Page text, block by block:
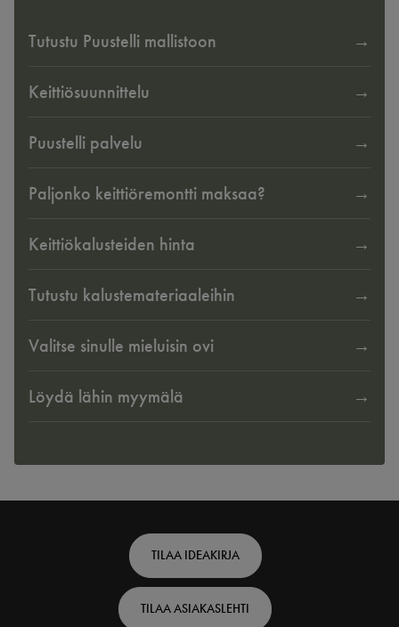
Tutustu Puustelli mallistoon
Keittiösuunnittelu
Puustelli palvelu
Paljonko keittiöremontti maksaa?
Keittiökalusteiden hinta
Tutustu kalustemateriaaleihin
Valitse sinulle mieluisin ovi
Löydä lähin myymälä
TILAA IDEAKIRJA
TILAA ASIAKASLEHTI